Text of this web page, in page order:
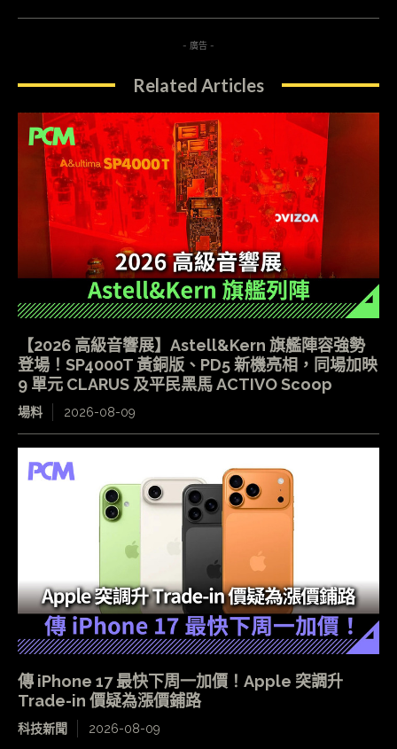
- 廣告 -
Related Articles
【2026 高級音響展】Astell&Kern 旗艦陣容強勢
登場！SP4000T 黃銅版、PD5 新機亮相，同場加映
9 單元 CLARUS 及平民黑馬 ACTIVO Scoop
場料 2026-08-09
傳 iPhone 17 最快下周一加價！Apple 突調升
Trade-in 價疑為漲價鋪路
科技新聞 2026-08-09